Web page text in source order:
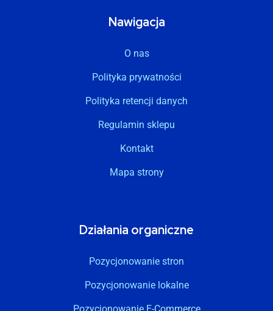
Nawigacja
O nas
Polityka prywatności
Polityka retencji danych
Regulamin sklepu
Kontakt
Mapa strony
Działania organiczne
Pozycjonowanie stron
Pozycjonowanie lokalne